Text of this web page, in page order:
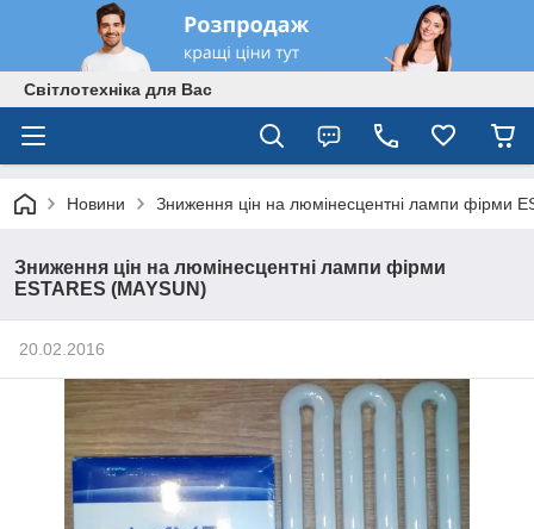
Світлотехніка для Вас
Новини Зниження цін на люмінесцентні лампи фірми
Зниження цін на люмінесцентні лампи фірми
ESTARES (MAYSUN)
20.02.2016